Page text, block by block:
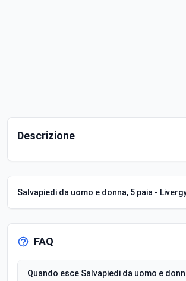
Descrizione
Salvapiedi da uomo e donna, 5 paia -
FAQ
Quando esce Salvapiedi da uomo e